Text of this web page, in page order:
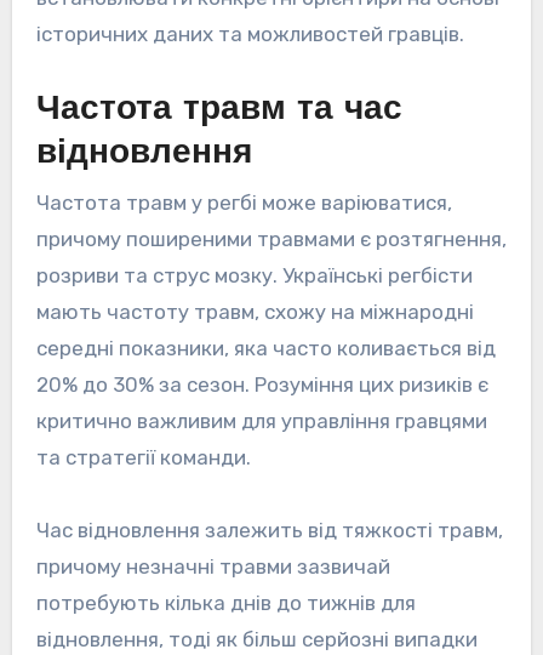
історичних даних та можливостей гравців.
Частота травм та час
відновлення
Частота травм у регбі може варіюватися,
причому поширеними травмами є розтягнення,
розриви та струс мозку. Українські регбісти
мають частоту травм, схожу на міжнародні
середні показники, яка часто коливається від
20% до 30% за сезон. Розуміння цих ризиків є
критично важливим для управління гравцями
та стратегії команди.
Час відновлення залежить від тяжкості травм,
причому незначні травми зазвичай
потребують кілька днів до тижнів для
відновлення, тоді як більш серйозні випадки